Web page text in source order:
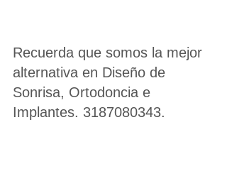
Recuerda que somos la mejor
alternativa en Diseño de
Sonrisa, Ortodoncia e
Implantes. 3187080343.